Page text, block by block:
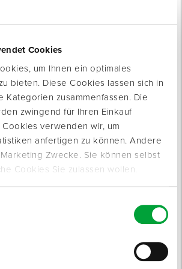
Cookies
um Ihnen ein optimales
bieten. Diese Cookies lassen sich in
Kategorien zusammenfassen. Die
zwingend für Ihren Einkauf
verwenden wir, um
anfertigen zu können. Andere
Zwecke. Sie können selbst
Cookies Sie zulassen wollen.
für Sanierungsarbeiten.
von Materialien wie Fliesen,
Arbeiten wird durch das Öffnen des
Die integrierte Absaughaube